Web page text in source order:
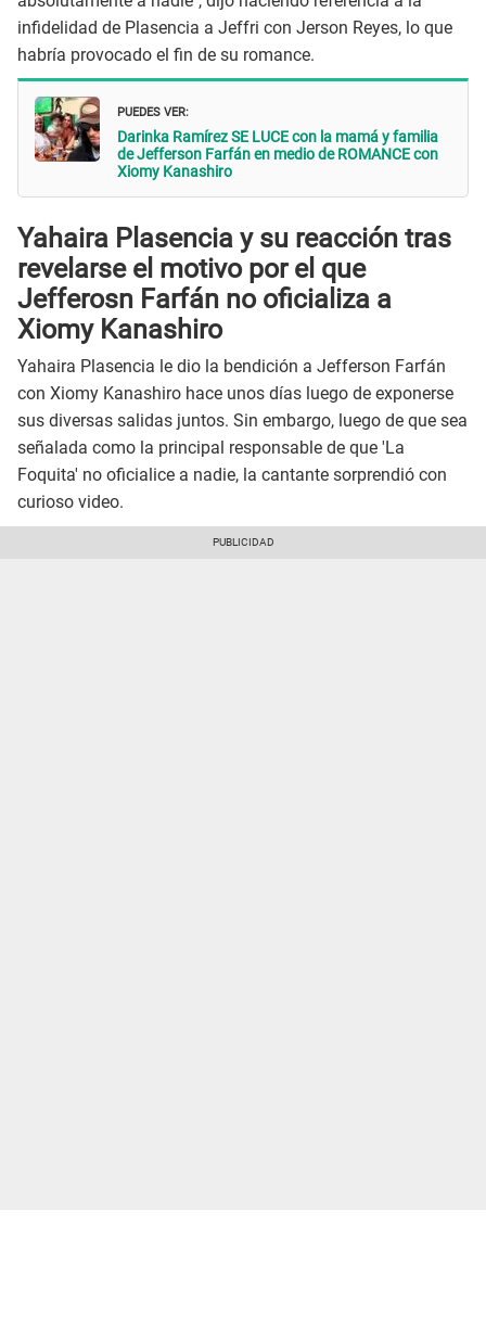
infidelidad de Plasencia a Jeffri con Jerson Reyes, lo que
habría provocado el fin de su romance.
PUEDES VER:
Darinka Ramírez SE LUCE con la mamá y familia
de Jefferson Farfán en medio de ROMANCE con
Xiomy Kanashiro
Yahaira Plasencia y su reacción tras
revelarse el motivo por el que
Jefferosn Farfán no oficializa a
Xiomy Kanashiro
Yahaira Plasencia le dio la bendición a Jefferson Farfán
con Xiomy Kanashiro hace unos días luego de exponerse
sus diversas salidas juntos. Sin embargo, luego de que sea
señalada como la principal responsable de que 'La
Foquita' no oficialice a nadie, la cantante sorprendió con
curioso video.